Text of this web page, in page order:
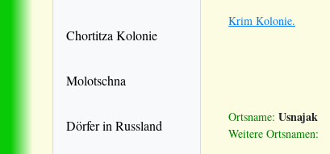
Chortitza Kolonie
Molotschna
Dörfer in Russland
Krim Kolonie.
Ortsname: Usnajak
Weitere Ortsnamen: